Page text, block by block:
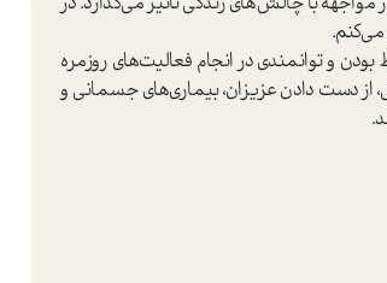
می‌کنم.
و توانمندی در انجام فعالیت‌های روزمره
دست دادن عزیزان، بیماری‌های جسمانی و